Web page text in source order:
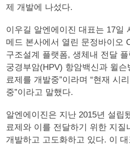
제 개발에 나섰다.
이우길 알엔에이진 대표는 17일
메드 본사에서 열린 문정바이오
구조설계 플랫폼, 생체내 전달
궁경부암(HPV) 항암백신과 윌슨
료제를 개발중”이라며 “현재 시
중”이라고 말했다.
알엔에이진은 지난 2015년 설립
료제와 이를 전달하기 위한 지질
개발하고 고도화하고 있다. 이